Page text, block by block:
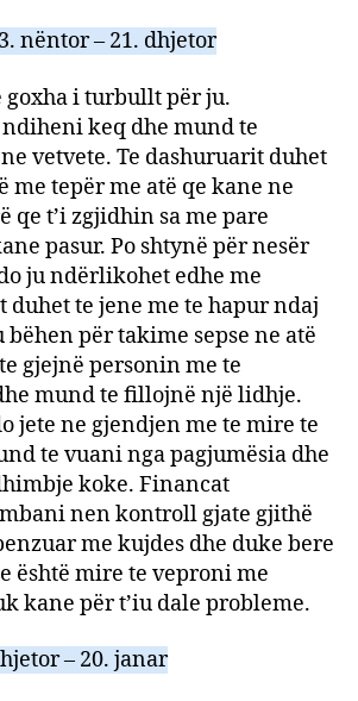
nëntor – 21. dhjetor
goxha i turbullt për ju.
ndiheni keq dhe mund te
vetvete. Te dashuruarit duhet
tepër me atë qe kane ne
qe t’i zgjidhin sa me pare
pasur. Po shtynë për nesër
ju ndërlikohet edhe me
duhet te jene me te hapur ndaj
bëhen për takime sepse ne atë
gjejnë personin me te
mund te fillojnë një lidhje.
jete ne gjendjen me te mire te
te vuani nga pagjumësia dhe
koke. Financat
nen kontroll gjate gjithë
me kujdes dhe duke bere
është mire te veproni me
kane për t’iu dale probleme.
– 20. janar